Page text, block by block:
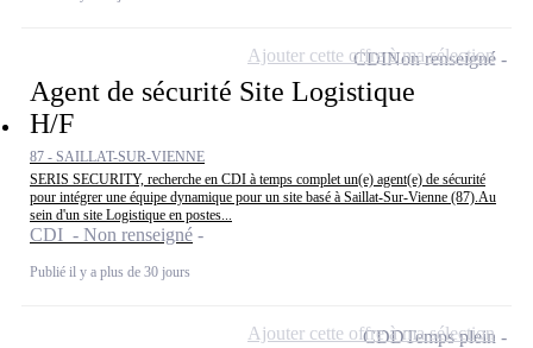
Agent de sécurité Site Logistique
H/F
87 - SAILLAT-SUR-VIENNE
SERIS SECURITY, recherche en CDI à temps complet un(e) agent(e) de sécurité
pour intégrer une équipe dynamique pour un site basé à Saillat-Sur-Vienne (87).Au
sein d'un site Logistique en postes...
CDI - Non renseigné
Publié il y a plus de 30 jours
CDINon renseigné
Ajouter cette offre à ma sélection
CDDTemps plein
Ajouter cette offre à ma sélection